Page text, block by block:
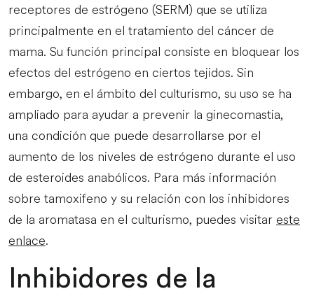
receptores de estrógeno (SERM) que se utiliza
principalmente en el tratamiento del cáncer de
mama. Su función principal consiste en bloquear los
efectos del estrógeno en ciertos tejidos. Sin
embargo, en el ámbito del culturismo, su uso se ha
ampliado para ayudar a prevenir la ginecomastia,
una condición que puede desarrollarse por el
aumento de los niveles de estrógeno durante el uso
de esteroides anabólicos. Para más información
sobre tamoxifeno y su relación con los inhibidores
de la aromatasa en el culturismo, puedes visitareste
enlace.
Inhibidores de la